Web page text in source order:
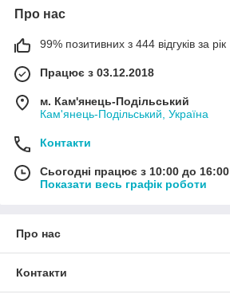
Про нас
99% позитивних з 444 відгуків за рік
Працює з 03.12.2018
м. Кам'янець-Подільський
Кам'янець-Подільський, Україна
Контакти
Сьогодні працює з 10:00 до 16:00
Показати весь графік роботи
Про нас
Контакти